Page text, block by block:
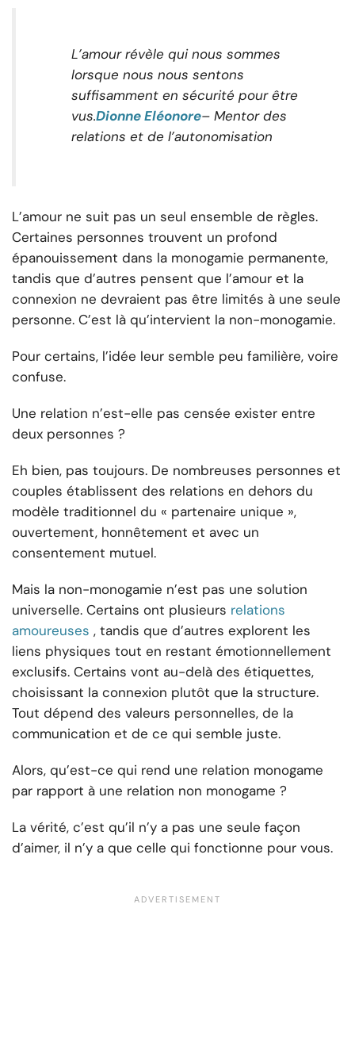
L’amour révèle qui nous sommes
lorsque nous nous sentons
suffisamment en sécurité pour être
vus.Dionne Eléonore– Mentor des
relations et de l’autonomisation
L’amour ne suit pas un seul ensemble de règles.
Certaines personnes trouvent un profond
épanouissement dans la monogamie permanente,
tandis que d’autres pensent que l’amour et la
connexion ne devraient pas être limités à une seule
personne. C’est là qu’intervient la non-monogamie.
Pour certains, l’idée leur semble peu familière, voire
confuse.
Une relation n’est-elle pas censée exister entre
deux personnes ?
Eh bien, pas toujours. De nombreuses personnes et
couples établissent des relations en dehors du
modèle traditionnel du « partenaire unique »,
ouvertement, honnêtement et avec un
consentement mutuel.
Mais la non-monogamie n’est pas une solution
universelle. Certains ont plusieurs relations
amoureuses , tandis que d’autres explorent les
liens physiques tout en restant émotionnellement
exclusifs. Certains vont au-delà des étiquettes,
choisissant la connexion plutôt que la structure.
Tout dépend des valeurs personnelles, de la
communication et de ce qui semble juste.
Alors, qu’est-ce qui rend une relation monogame
par rapport à une relation non monogame ?
La vérité, c’est qu’il n’y a pas une seule façon
d’aimer, il n’y a que celle qui fonctionne pour vous.